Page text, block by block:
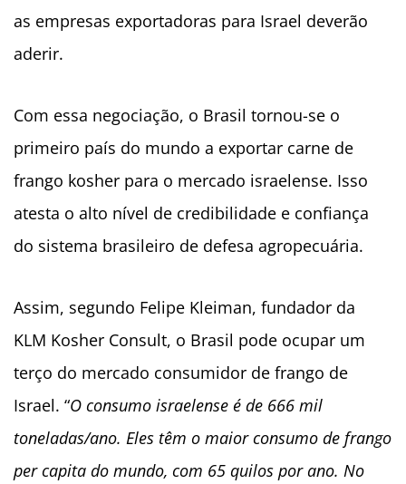
as empresas exportadoras para Israel deverão
aderir.
Com essa negociação, o Brasil tornou-se o
primeiro país do mundo a exportar carne de
frango kosher para o mercado israelense. Isso
atesta o alto nível de credibilidade e confiança
do sistema brasileiro de defesa agropecuária.
Assim, segundo Felipe Kleiman, fundador da
KLM Kosher Consult, o Brasil pode ocupar um
terço do mercado consumidor de frango de
Israel. “O consumo israelense é de 666 mil
toneladas/ano. Eles têm o maior consumo de frango
per capita do mundo, com 65 quilos por ano. No